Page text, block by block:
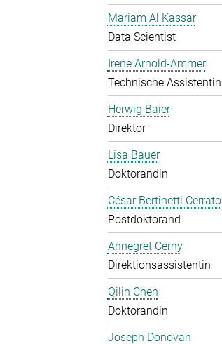
Mariam Al Kassar
Data Scientist
Irene Arnold-Ammer
Technische Assistentin
Herwig Baier
Direktor
Lisa Bauer
Doktorandin
César Bertinetti Cerrato
Postdoktorand
Annegret Cerny
Direktionsassistentin
Qilin Chen
Doktorandin
Joseph Donovan